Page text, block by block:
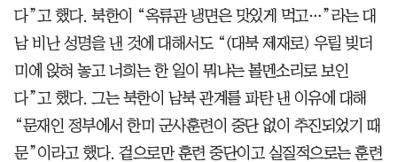
다”고 했다. 북한이 “옥류관 냉면은 맛있게 먹고…”라는 대
남 비난 성명을 낸 것에 대해서도 “(대북 제재로) 우릴 빚더
미에 앉혀 놓고 너희는 한 일이 뭐냐는 볼멘소리로 보인
다”고 했다. 그는 북한이 남북 관계를 파탄 낸 이유에 대해
“문재인 정부에서 한미 군사훈련이 중단 없이 추진되었기 때
문”이라고 했다. 겉으로만 훈련 중단이고 실질적으로는 훈련